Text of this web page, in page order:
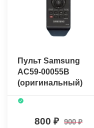
Пульт Samsung
AC59-00055B
(оригинальный)
800 900